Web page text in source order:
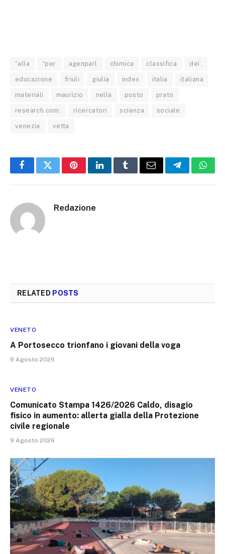
“alla “per agenparl chimica classifica dei’,
educazione friuli giulia index italia italiana
materiali maurizio nella posto prato
research.com: ricercatori scienza sociale
venezia vetta
FacebookTwitterPinterestLinkedInTumblrEmail Telegram
Redazione
RELATED POSTS
VENETO
A Portosecco trionfano i giovani della voga
9 Agosto 2026
VENETO
Comunicato Stampa 1426/2026 Caldo, disagio
fisico in aumento: allerta gialla della Protezione
civile regionale
9 Agosto 2026